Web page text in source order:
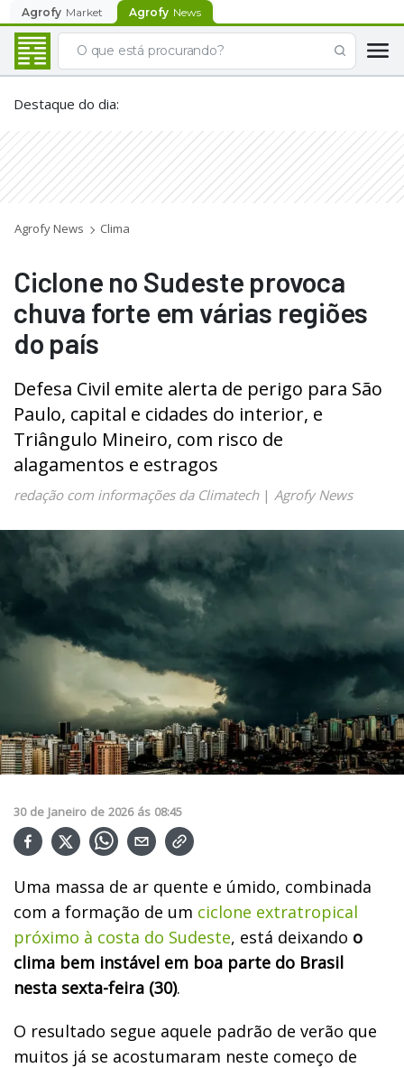
Agrofy Market Agrofy News
Destaque do dia:
Agrofy News Clima
Ciclone no Sudeste provoca
chuva forte em várias regiões
do país
Defesa Civil emite alerta de perigo para São
Paulo, capital e cidades do interior, e
Triângulo Mineiro, com risco de
alagamentos e estragos
redação com informações da Climatech| Agrofy News
30 de Janeiro de 2026 ás 08:45
Uma massa de ar quente e úmido, combinada
com a formação de um ciclone extratropical
próximo à costa do Sudeste, está deixando o
clima bem instável em boa parte do Brasil
nesta sexta-feira (30).
O resultado segue aquele padrão de verão que
muitos já se acostumaram neste começo de